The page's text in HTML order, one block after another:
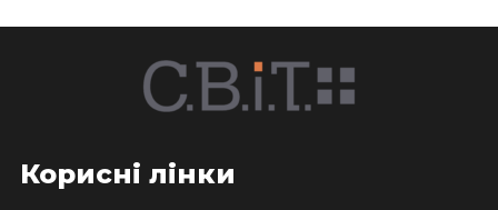
Корисні лінки